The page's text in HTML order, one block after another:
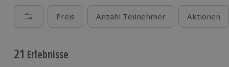
Preis Anzahl Teilnehmer Aktionen
21 Erlebnisse